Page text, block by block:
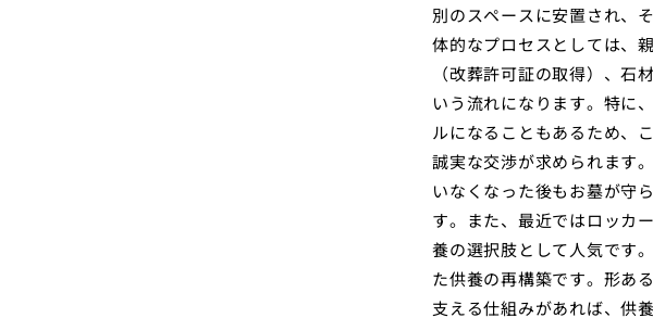
別のスペースに安置され、
体的なプロセスとしては、
（改葬許可証の取得）、石
いう流れになります。特に
ルになることもあるため、
誠実な交渉が求められます
いなくなった後もお墓が守
す。また、最近ではロッカ
養の選択肢として人気です
た供養の再構築です。形あ
支える仕組みがあれば、供